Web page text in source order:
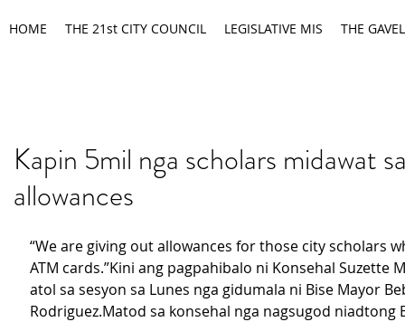
HOME THE 21st CITY COUNCIL LEGISLATIVE MIS THE GAVEL
Kapin 5mil nga scholars midawat
allowances
“We are giving out allowances for those city scholars
ATM cards.”Kini ang pagpahibalo ni Konsehal Suzette
atol sa sesyon sa Lunes nga gidumala ni Bise Mayor
Rodriguez.Matod sa konsehal nga nagsugod niadtong